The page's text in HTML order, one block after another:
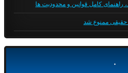
راهنمای کامل قوانین و محدودیت ها
ممنوع شد
.